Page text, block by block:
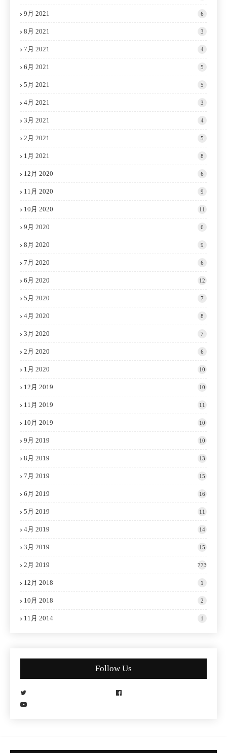
9月 2021 6
8月 2021 3
7月 2021 4
6月 2021 5
5月 2021 5
4月 2021 3
3月 2021 4
2月 2021 5
1月 2021 8
12月 2020 6
11月 2020 9
10月 2020 11
9月 2020 6
8月 2020 9
7月 2020 6
6月 2020 12
5月 2020 7
4月 2020 8
3月 2020 7
2月 2020 6
1月 2020 10
12月 2019 10
11月 2019 11
10月 2019 10
9月 2019 10
8月 2019 13
7月 2019 15
6月 2019 16
5月 2019 11
4月 2019 14
3月 2019 15
2月 2019 773
12月 2018 1
10月 2018 2
11月 2014 1
Follow Us